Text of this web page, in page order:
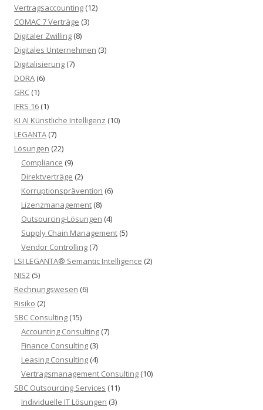
Vertragsaccounting (12)
COMAC 7 Verträge (3)
Digitaler Zwilling (8)
Digitales Unternehmen (3)
Digitalisierung (7)
DORA (6)
GRC (1)
IFRS 16 (1)
KI AI Künstliche Intelligenz (10)
LEGANTA (7)
Lösungen (22)
Compliance (9)
Direktverträge (2)
Korruptionsprävention (6)
Lizenzmanagement (8)
Outsourcing-Lösungen (4)
Supply Chain Management (5)
Vendor Controlling (7)
LSI LEGANTA® Semantic Intelligence (2)
NIS2 (5)
Rechnungswesen (6)
Risiko (2)
SBC Consulting (15)
Accounting Consulting (7)
Finance Consulting (3)
Leasing Consulting (4)
Vertragsmanagement Consulting (10)
SBC Outsourcing Services (11)
Individuelle IT Lösungen (3)